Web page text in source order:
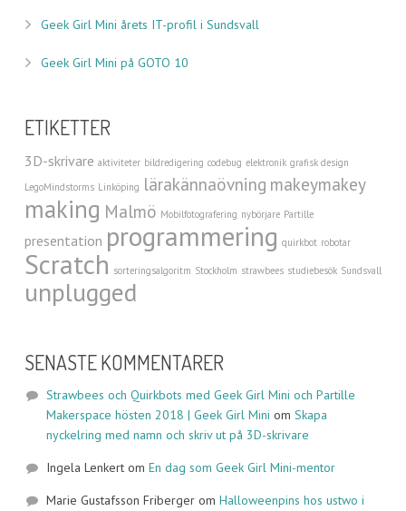
Geek Girl Mini årets IT-profil i Sundsvall
Geek Girl Mini på GOTO 10
ETIKETTER
3D-skrivare aktiviteter bildredigering codebug elektronik grafisk design
LegoMindstorms Linköping lärakännaövning makeymakey
making Malmö Mobilfotografering nybörjare Partille
presentation programmering quirkbot robotar
Scratch sorteringsalgoritm Stockholm strawbees studiebesök Sundsvall
unplugged
SENASTE KOMMENTARER
Strawbees och Quirkbots med Geek Girl Mini och Partille
Makerspace hösten 2018 | Geek Girl Mini om Skapa
nyckelring med namn och skriv ut på 3D-skrivare
Ingela Lenkertom En dag som Geek Girl Mini-mentor
Marie Gustafsson Fribergerom Halloweenpins hos ustwo i